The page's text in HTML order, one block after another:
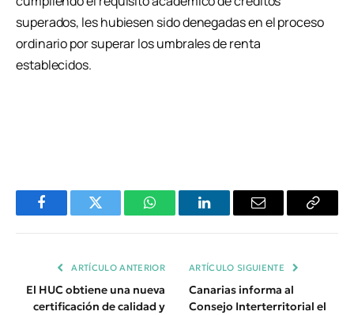
superados, les hubiesen sido denegadas en el proceso
ordinario por superar los umbrales de renta
establecidos.
FacebookTwitter WhatsAppLinkedInEmail
Copiar
ARTÍCULO ANTERIOR
El HUC obtiene una nueva
certificación de calidad y
ARTÍCULO SIGUIENTE
Canarias informa al
Consejo Interterritorial el